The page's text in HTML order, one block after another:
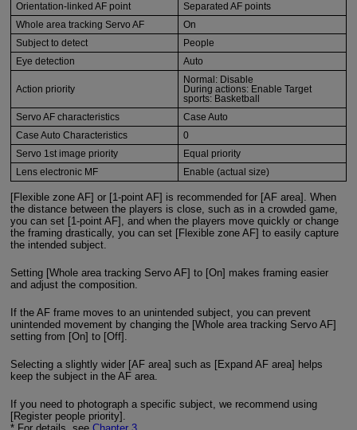
Orientation-linked AF point
Separated AF points
Whole area tracking Servo AF
On
Subject to detect
People
Eye detection
Auto
Action priority
Normal: Disable
During actions: Enable Target
sports: Basketball
Servo AF characteristics
Case Auto
Case Auto Characteristics
0
Servo 1st image priority
Equal priority
Lens electronic MF
Enable (actual size)
[Flexible zone AF] or [1-point AF] is recommended for [AF area]. When
the distance between the players is close, such as in a crowded game,
you can set [1-point AF], and when the players move quickly or change
the framing drastically, you can set [Flexible zone AF] to easily capture
the intended subject.
Setting [Whole area tracking Servo AF] to [On] makes framing easier
and adjust the composition.
If the AF frame moves to an unintended subject, you can prevent
unintended movement by changing the [Whole area tracking Servo AF]
setting from [On] to [Off].
Selecting a slightly wider [AF area] such as [Expand AF area] helps
keep the subject in the AF area.
If you need to photograph a specific subject, we recommend using
[Register people priority].
* For details, see Chapter 3